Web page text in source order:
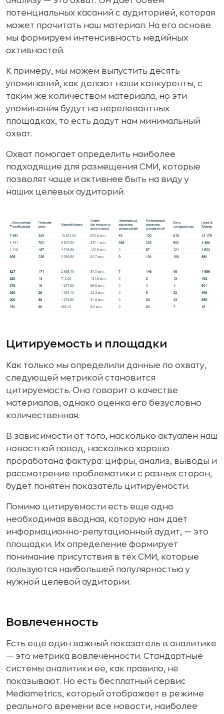
потенциальных касаний с аудиторией, которая
может прочитать наш материал. На его основе
мы формируем интенсивность медийных
активностей.
К примеру, мы можем выпустить десять
упоминаний, как делают наши конкуренты, с
таким же количеством материала, но эти
упоминания будут на нерелевантных
площадках, то есть дадут нам минимальный
охват.
Охват помогает определить наиболее
подходящие для размещения СМИ, которые
позволят чаще и активнее быть на виду у
наших целевых аудиторий.
Цитируемость и площадки
Как только мы определили данные по охвату,
следующей метрикой становится
цитируемость. Она говорит о качестве
материалов, однако оценка его безусловно
количественная.
В зависимости от того, насколько актуален наш
новостной повод, насколько хорошо
проработана фактура: цифры, анализ, выводы и
рассмотрение проблематики с разных сторон,
будет понятен показатель цитируемости.
Помимо цитируемости есть еще одна
необходимая вводная, которую нам дает
информационно-репутационный аудит, — это
площадки. Их определение формирует
понимание присутствия в тех СМИ, которые
пользуются наибольшей популярностью у
нужной целевой аудитории.
Вовлеченность
Есть еще один важный показатель в аналитике
— это метрика вовлеченности. Стандартные
системы аналитики ее, как правило, не
показывают. Но есть бесплатный сервис
Mediametrics, который отображает в режиме
реального времени все новости, наиболее